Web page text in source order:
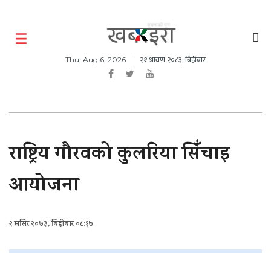
Thu, Aug 6, 2026 २१ श्रावण २०८३, बिहीबार
राष्ट्रिय गौरवको कुलरिया सिँचाइ
आयोजना
२ मंसिर २०७३, बिहीबार ०८:१७